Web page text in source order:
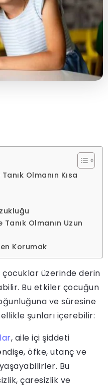
Olmanın Kısa
Olmanın Uzun
Korumak
çocuklar üzerinde derin
Bu etkiler çocuğun
ve süresine
şunları içerebilir:
, aile içi şiddeti
öfke, utanç ve
Bu
çaresizlik ve